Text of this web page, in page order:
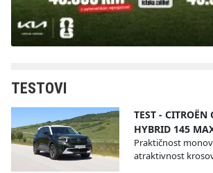
TESTOVI
TEST - CITROËN
HYBRID 145
Praktičnost
atraktivnost